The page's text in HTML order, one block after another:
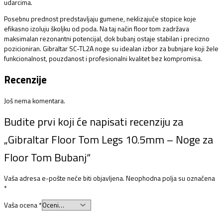
udarcima.
Posebnu prednost predstavljaju gumene, neklizajuće stopice koje
efikasno izoluju školjku od poda. Na taj način floor tom zadržava
maksimalan rezonantni potencijal, dok bubanj ostaje stabilan i precizno
pozicioniran. Gibraltar SC-TL2A noge su idealan izbor za bubnjare koji žele
funkcionalnost, pouzdanost i profesionalni kvalitet bez kompromisa.
Recenzije
Još nema komentara.
Budite prvi koji će napisati recenziju za
„Gibraltar Floor Tom Legs 10.5mm – Noge za
Floor Tom Bubanj“
Vaša adresa e-pošte neće biti objavljena. Neophodna polja su označena
*
Vaša ocena *